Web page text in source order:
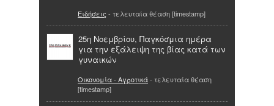
Ειδήσεις - τελευταία θέαση [timestamp]
25η Νοεμβρίου, Παγκόσμια ημέρα
για την εξάλειψη της βίας κατά των
γυναικών
Οικονομία - Αγροτικά- τελευταία θέαση
[timestamp]